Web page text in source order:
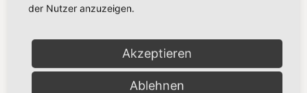
der Nutzer anzuzeigen.
Akzeptieren
Ablehnen